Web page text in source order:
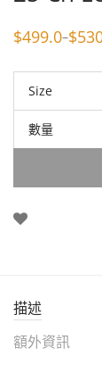
$499.0–$
Price
$530.0
Size
數量
描述
額外資訊